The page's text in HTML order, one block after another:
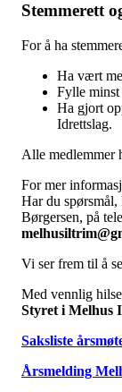
Stemmerett
For å ha
Ha vært
Fylle minst
Ha gjort
Idrettslag.
Alle medlemmer
For mer
Har du
Børgersen, på
Vi ser frem til å
Med vennlig
Styret i Melhus
Saksliste
Årsmelding